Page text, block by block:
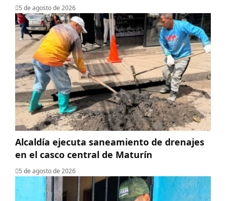
5 de agosto de 2026
Alcaldía ejecuta saneamiento de drenajes
en el casco central de Maturín
5 de agosto de 2026